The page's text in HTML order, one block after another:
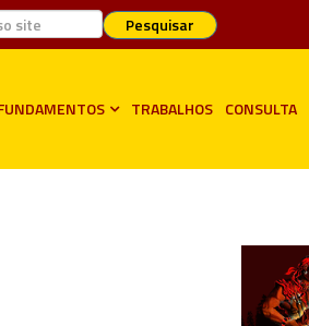
Pesquisar
TRABALHOS CONSULTA